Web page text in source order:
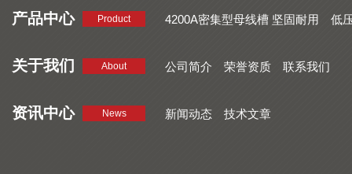
产品中心 Product 4200A密集型母线槽 坚固耐用
低
关于我们 About 公司简介 荣誉资质 联系我们
资讯中心 News 新闻动态 技术文章